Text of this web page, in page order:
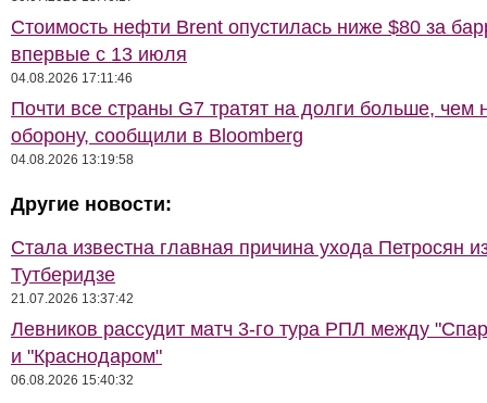
Стоимость нефти Brent опустилась ниже $80 за
впервые с 13 июля
04.08.2026 17:11:46
Почти все страны G7 тратят на долги больше, чем
оборону, сообщили в Bloomberg
04.08.2026 13:19:58
Другие новости:
Стала известна главная причина ухода Петросян
Тутберидзе
21.07.2026 13:37:42
Левников рассудит матч 3-го тура РПЛ между
и "Краснодаром"
06.08.2026 15:40:32